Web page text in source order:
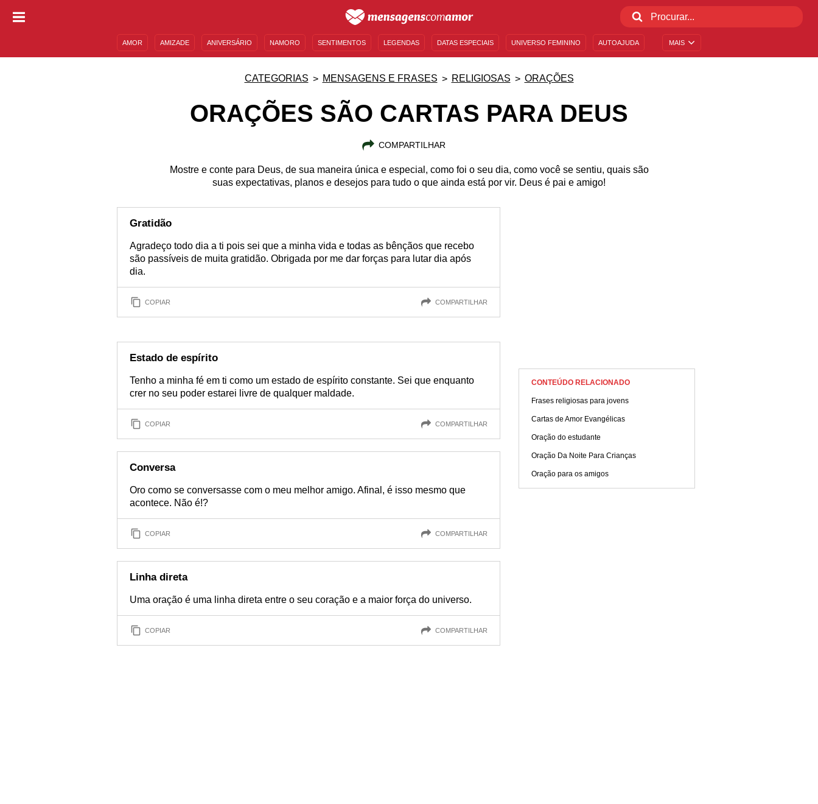
MAIS
AMOR AMIZADE ANIVERSÁRIO NAMORO SENTIMENTOS LEGENDAS DATAS ESPECIAIS UNIVERSO FEMININO AUTOAJUDA
CATEGORIAS MENSAGENS E FRASES RELIGIOSAS ORAÇÕES
ORAÇÕES SÃO CARTAS PARA DEUS
COMPARTILHAR
Mostre e conte para Deus, de sua maneira única e especial, como foi o seu dia, como você se sentiu, quais são
suas expectativas, planos e desejos para tudo o que ainda está por vir. Deus é pai e amigo!
Gratidão
Agradeço todo dia a ti pois sei que a minha vida e todas as bênçãos que recebo
são passíveis de muita gratidão. Obrigada por me dar forças para lutar dia após
dia.
COPIAR COMPARTILHAR
Estado de espírito
Tenho a minha fé em ti como um estado de espírito constante. Sei que enquanto
crer no seu poder estarei livre de qualquer maldade.
COPIAR COMPARTILHAR
Conversa
Oro como se conversasse com o meu melhor amigo. Afinal, é isso mesmo que
acontece. Não é!?
COPIAR COMPARTILHAR
Linha direta
Uma oração é uma linha direta entre o seu coração e a maior força do universo.
COPIAR COMPARTILHAR
CONTEÚDO RELACIONADO
Frases religiosas para jovens
Cartas de Amor Evangélicas
Oração do estudante
Oração Da Noite Para Crianças
Oração para os amigos